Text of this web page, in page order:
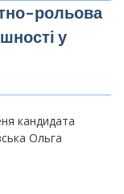
рольова
у
кандидата
Ольга